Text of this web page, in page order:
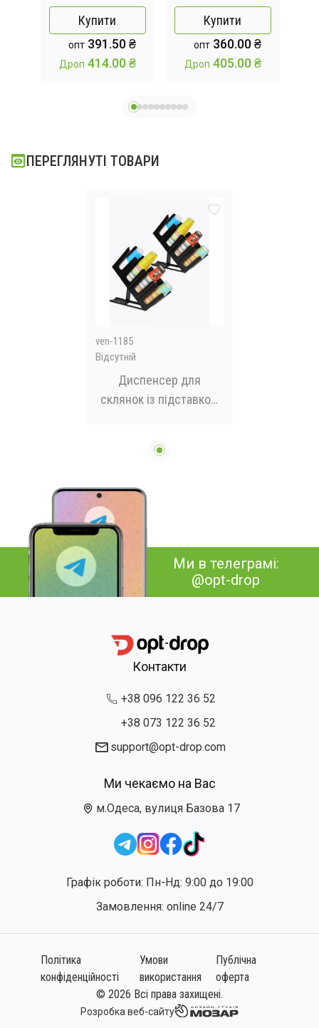
64225 з
марумровою
стільницею
28×45×60 см
Купити
опт391.50 ₴
Дроп 414.00 ₴
покриттям 10
пазлів 30х30х1.5
см бежевий
Купити
опт360.00 ₴
Дроп 405.00 ₴
ПЕРЕГЛЯНУТІ ТОВАРИ
ven-1185
Відсутній
Диспенсер для
склянок із підставкою
Ми в телеграмі:
@opt-drop
Контакти
+38 096 122 36 52
+38 073 122 36 52
support@opt-drop.com
Ми чекаємо на Вас
м.Одеса, вулиця Базова 17
Графік роботи: Пн-Нд: 9:00 до 19:00
Замовлення: online 24/7
Політика
конфіденційності
Умови
використання
Публічна
оферта
© 2026 Всі права захищені.
Розробка веб-сайту